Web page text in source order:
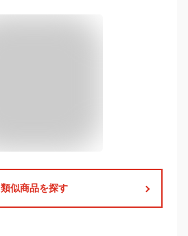
類似商品を探す